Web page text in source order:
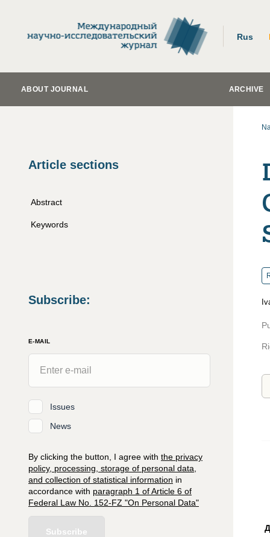
Rus
ABOUT JOURNAL ARCHIVE
Article sections
Abstract
Keywords
Subscribe:
E-MAIL
Issues
News
By clicking the button, I agree with the privacy
policy, processing, storage of personal data,
and collection of statistical information in
accordance with paragraph 1 of Article 6 of
Federal Law No. 152-FZ "On Personal Data"
Subscribe